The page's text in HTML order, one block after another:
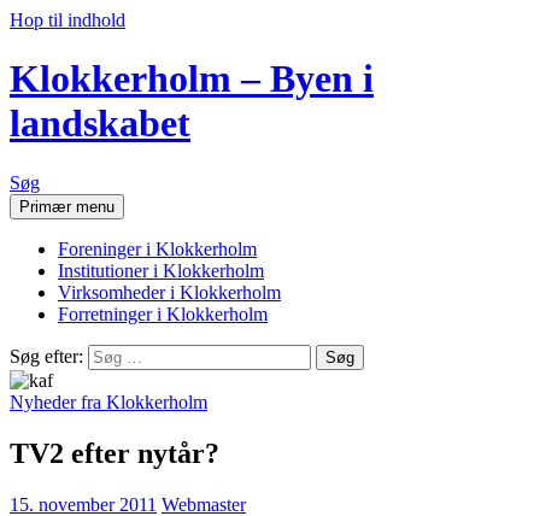
Hop til indhold
Klokkerholm – Byen i
landskabet
Søg
Primær menu
Foreninger i Klokkerholm
Institutioner i Klokkerholm
Virksomheder i Klokkerholm
Forretninger i Klokkerholm
Søg efter:
Nyheder fra Klokkerholm
TV2 efter nytår?
15. november 2011 Webmaster